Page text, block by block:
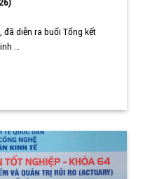
diễn ra buổi Tổng kết
…